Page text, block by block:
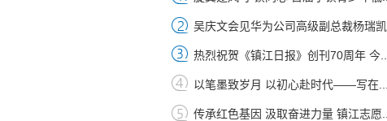
吴庆文会见华为公司高级副总裁杨瑞凯
热烈祝贺《镇江日报》创刊70周年 今...
以笔墨致岁月 以初心赴时代——写在...
传承红色基因 汲取奋进力量 镇江志愿...